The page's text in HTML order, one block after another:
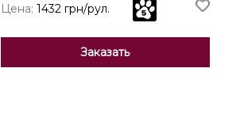
Цена: 1432 грн/рул.
Заказать